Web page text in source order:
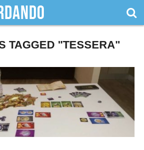
TAGGED "TESSERA"